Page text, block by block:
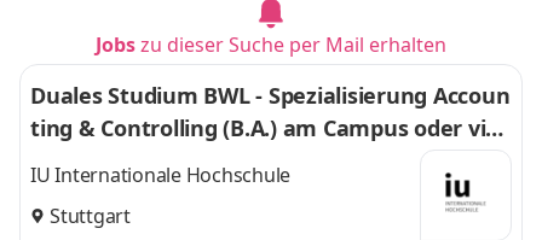
Jobszu dieser Suche per Mail erhalten
Duales Studium BWL - Spezialisierung Accoun
ting & Controlling (B.A.) am Campus oder virt
uell
IU Internationale Hochschule
Stuttgart